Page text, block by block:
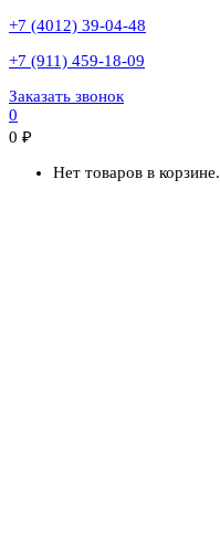
+7 (4012) 39-04-48
+7 (911) 459-18-09
Заказать звонок
0
0 ₽
Нет товаров в корзине.